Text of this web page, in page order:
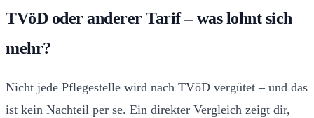
TVöD oder anderer Tarif – was lohnt sich
mehr?
Nicht jede Pflegestelle wird nach TVöD vergütet – und das
ist kein Nachteil per se. Ein direkter Vergleich zeigt dir,